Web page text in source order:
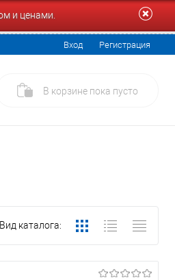
и ценами.
Вход Регистрация
В корзине пока пусто
Вид каталога: